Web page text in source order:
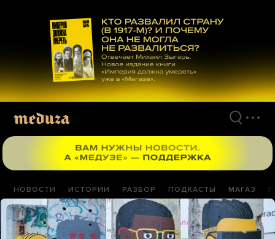
материалам
НОВОСТИ ИСТОРИИ РАЗБОР ПОДКАСТЫ МАГАЗ